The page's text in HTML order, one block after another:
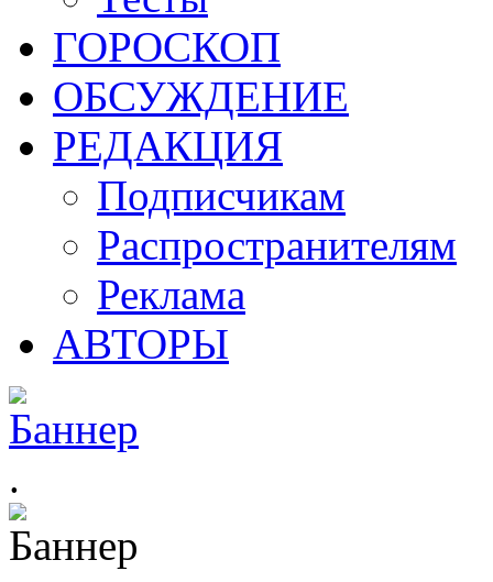
ГОРОСКОП
ОБСУЖДЕНИЕ
РЕДАКЦИЯ
Подписчикам
Распространителям
Реклама
АВТОРЫ
.